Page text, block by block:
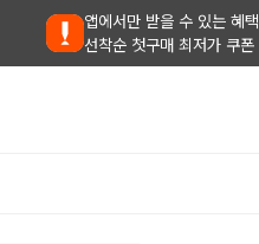
앱에서만 받을 수 있는 혜택
선착순 첫구매 최저가 쿠폰